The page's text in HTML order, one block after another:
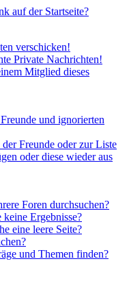
auf der Startseite?
verschicken!
Private Nachrichten!
Mitglied dieses
und ignorierten
Freunde oder zur Liste
oder diese wieder aus
Foren durchsuchen?
keine Ergebnisse?
eine leere Seite?
und Themen finden?